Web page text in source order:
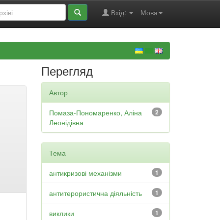
Мова
Вхід:
Перегляд
Автор
2
Помаза-Пономаренко, Аліна
Леонідівна
Тема
1
антикризові механізми
1
антитерористична діяльність
1
виклики